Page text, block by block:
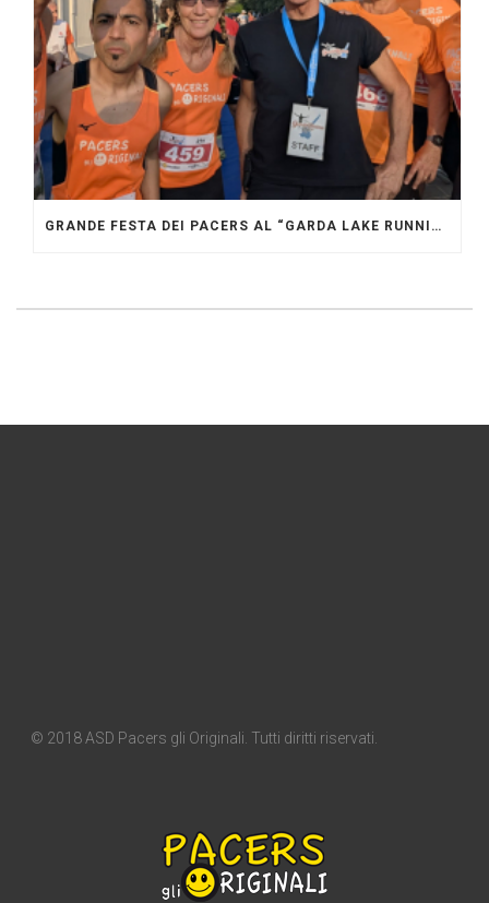
GRANDE FESTA DEI PACERS AL “GARDA LAKE RUNNING FESTIVAL”
© 2018 ASD Pacers gli Originali. Tutti diritti riservati.